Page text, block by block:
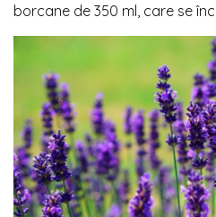
borcane de 350 ml, care se